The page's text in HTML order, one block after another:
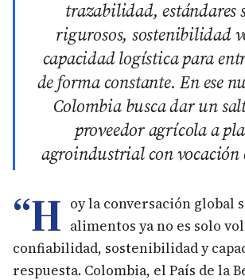
trazabilidad, estándares
rigurosos, sostenibilidad
capacidad logística para
de forma constante. En ese
Colombia busca dar un
proveedor agrícola a
agroindustrial con vocación
“H oy la conversación global
alimentos ya no es solo
confiabilidad, sostenibilidad y
respuesta. Colombia, el País de la